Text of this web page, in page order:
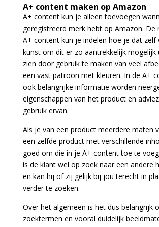
A+ content maken op Amazon
A+ content kun je alleen toevoegen
geregistreerd merk hebt op Amazon. De
A+ content kun je indelen hoe je dat zelf
kunst om dit er zo aantrekkelijk mogelijk
zien door gebruik te maken van veel
een vast patroon met kleuren. In de A+
ook belangrijke informatie worden
eigenschappen van het product en
gebruik ervan.
Als je van een product meerdere maten
een zelfde product met verschillende
goed om die in je A+ content toe te
is de klant wel op zoek naar een andere
en kan hij of zij gelijk bij jou terecht in
verder te zoeken.
Over het algemeen is het dus belangrijk
zoektermen en vooral duidelijk